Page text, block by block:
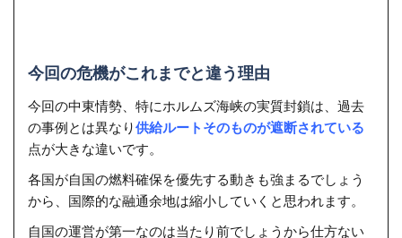
今回の危機がこれまでと違う理由
今回の中東情勢、特にホルムズ海峡の実質封鎖は、過去
の事例とは異なり供給ルートそのものが遮断されている
点が大きな違いです。
各国が自国の燃料確保を優先する動きも強まるでしょう
から、国際的な融通余地は縮小していくと思われます。
自国の運営が第一なのは当たり前でしょうから仕方ない